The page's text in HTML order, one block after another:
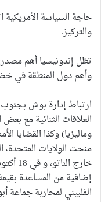
حاجة السياسة
والتركيز.
تظل إندونيسيا أهم
وأهم دول المنطقة في
ارتباط إدارة بوش
العلاقات الثنائية مع بعض
منحت الولايات المتحدة،
الفلبيني لمحاربة جماعة